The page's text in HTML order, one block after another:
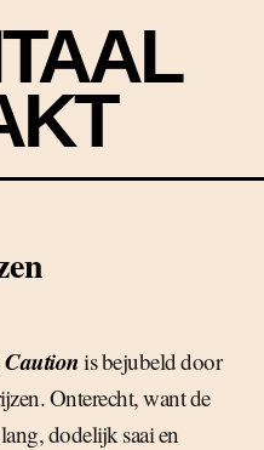
is bejubeld door
Onterecht, want de
dodelijk saai en